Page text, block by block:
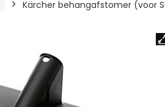
Kärcher behangafstomer (voor